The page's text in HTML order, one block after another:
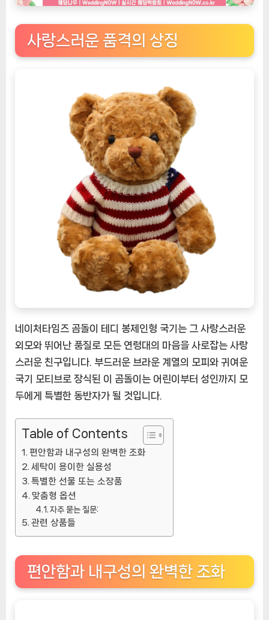
품]
늑
형
국
[EatingNOW
ㅣ
추
천
사랑스러운 품격의 상징
네이처타임즈 곰돌이 테디 봉제인형 국기는 그 사랑스러운
외모와 뛰어난 품질로 모든 연령대의 마음을 사로잡는 사랑
스러운 친구입니다. 부드러운 브라운 계열의 모피와 귀여운
국기 모티브로 장식된 이 곰돌이는 어린이부터 성인까지 모
두에게 특별한 동반자가 될 것입니다.
Table of Contents
편안함과 내구성의 완벽한 조화
세탁이 용이한 실용성
특별한 선물 또는 소장품
맞춤형 옵션
자주 묻는 질문:
관련 상품들
편안함과 내구성의 완벽한 조화